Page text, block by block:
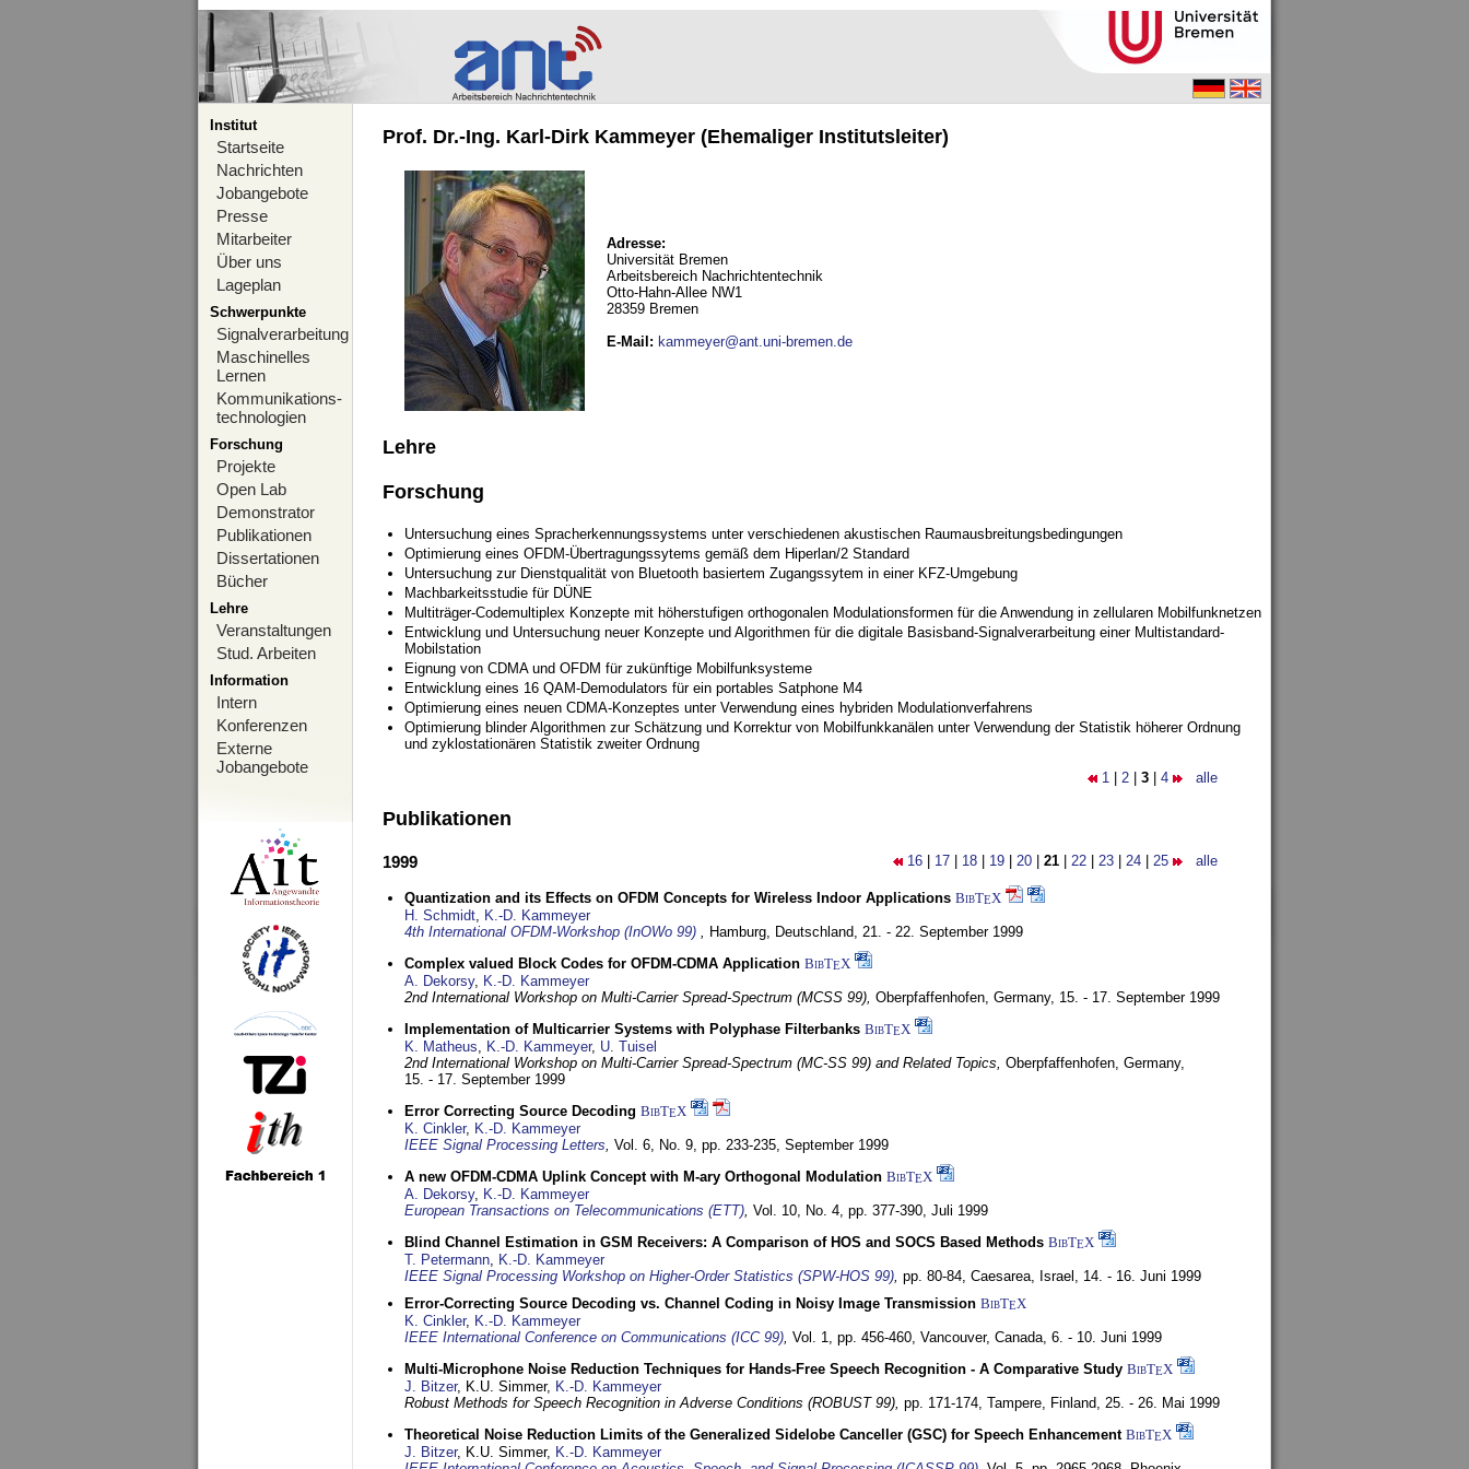
Institut
Startseite
Nachrichten
Jobangebote
Presse
Mitarbeiter
Über uns
Lageplan
Schwerpunkte
Signalverarbeitung
Maschinelles
Lernen
Kommunikations-
technologien
Forschung
Projekte
Open Lab
Demonstrator
Publikationen
Dissertationen
Bücher
Lehre
Veranstaltungen
Stud. Arbeiten
Information
Intern
Konferenzen
Externe
Jobangebote
Prof. Dr.-Ing. Karl-Dirk Kammeyer (Ehemaliger Institutsleiter)
Adresse:
Universität Bremen
Arbeitsbereich Nachrichtentechnik
Otto-Hahn-Allee NW1
28359 Bremen
E-Mail : kammeyer@ant.uni-bremen.de
Lehre
Forschung
Untersuchung eines Spracherkennungssystems unter verschiedenen akustischen Raumausbreitungsbedingungen
Optimierung eines OFDM-Übertragungssytems gemäß dem Hiperlan/2 Standard
Untersuchung zur Dienstqualität von Bluetooth basiertem Zugangssytem in einer KFZ-Umgebung
Machbarkeitsstudie für DÜNE
Multiträger-Codemultiplex Konzepte mit höherstufigen orthogonalen Modulationsformen für die Anwendung in zellularen Mobilfunknetzen
Entwicklung und Untersuchung neuer Konzepte und Algorithmen für die digitale Basisband-Signalverarbeitung einer Multistandard-
Mobilstation
Eignung von CDMA und OFDM für zukünftige Mobilfunksysteme
Entwicklung eines 16 QAM-Demodulators für ein portables Satphone M4
Optimierung eines neuen CDMA-Konzeptes unter Verwendung eines hybriden Modulationverfahrens
Optimierung blinder Algorithmen zur Schätzung und Korrektur von Mobilfunkkanälen unter Verwendung der Statistik höherer Ordnung
und zyklostationären Statistik zweiter Ordnung
1 2 3 4 alle
Publikationen
16 17 18 19 20 21 22 23 24 25 alle
1999
Quantization and its Effects on OFDM Concepts for Wireless Indoor Applications BibTEX
H. Schmidt, K.-D. Kammeyer
4th International OFDM-Workshop (InOWo 99) , Hamburg, Deutschland, 21. - 22. September 1999
Complex valued Block Codes for OFDM-CDMA Application BibTEX
A. Dekorsy, K.-D. Kammeyer
2nd International Workshop on Multi-Carrier Spread-Spectrum (MCSS 99), Oberpfaffenhofen, Germany, 15. - 17. September 1999
Implementation of Multicarrier Systems with Polyphase Filterbanks BibTEX
K. Matheus, K.-D. Kammeyer, U. Tuisel
2nd International Workshop on Multi-Carrier Spread-Spectrum (MC-SS 99) and Related Topics, Oberpfaffenhofen, Germany,
15. - 17. September 1999
Error Correcting Source Decoding BibTEX
K. Cinkler, K.-D. Kammeyer
IEEE Signal Processing Letters, Vol. 6, No. 9, pp. 233-235, September 1999
A new OFDM-CDMA Uplink Concept with M-ary Orthogonal Modulation BibTEX
A. Dekorsy, K.-D. Kammeyer
European Transactions on Telecommunications (ETT), Vol. 10, No. 4, pp. 377-390, Juli 1999
Blind Channel Estimation in GSM Receivers: A Comparison of HOS and SOCS Based Methods BibTEX
T. Petermann, K.-D. Kammeyer
IEEE Signal Processing Workshop on Higher-Order Statistics (SPW-HOS 99), pp. 80-84, Caesarea, Israel, 14. - 16. Juni 1999
Error-Correcting Source Decoding vs. Channel Coding in Noisy Image Transmission BibTEX
K. Cinkler, K.-D. Kammeyer
IEEE International Conference on Communications (ICC 99), Vol. 1, pp. 456-460, Vancouver, Canada, 6. - 10. Juni 1999
Multi-Microphone Noise Reduction Techniques for Hands-Free Speech Recognition - A Comparative Study BibTEX
J. Bitzer, K.U. Simmer, K.-D. Kammeyer
Robust Methods for Speech Recognition in Adverse Conditions (ROBUST 99), pp. 171-174, Tampere, Finland, 25. - 26. Mai 1999
Theoretical Noise Reduction Limits of the Generalized Sidelobe Canceller (GSC) for Speech Enhancement BibTEX
J. Bitzer, K.U. Simmer, K.-D. Kammeyer